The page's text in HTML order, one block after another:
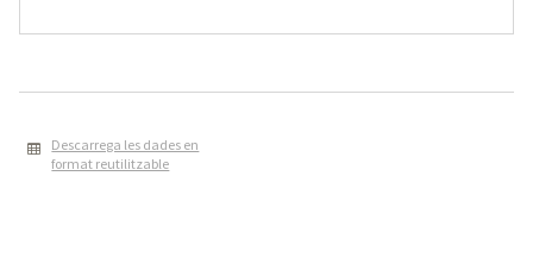
Descarrega les dades en
format reutilitzable